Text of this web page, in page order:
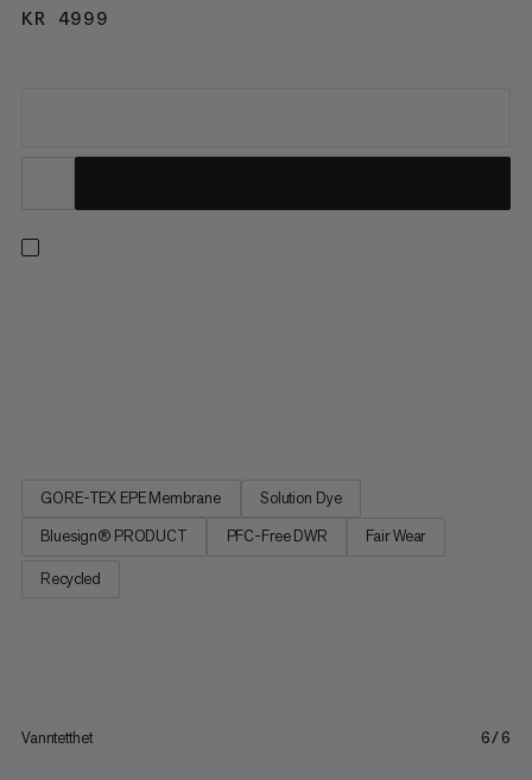
KR 4999
GORE-TEX EPE Membrane
Solution Dye
Bluesign® PRODUCT
PFC-Free DWR Fair Wear
Recycled
Vanntetthet 6/6